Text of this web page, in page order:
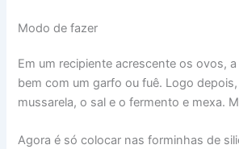
Modo de fazer
Em um recipiente acrescente os ovos,
bem com um garfo ou fuê. Logo
mussarela, o sal e o fermento e mexa.
Agora é só colocar nas forminhas de